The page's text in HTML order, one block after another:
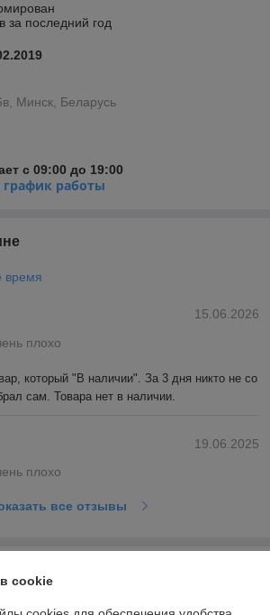
за последний год
Минск, Беларусь
с 09:00 до 19:00
график работы
время
15.06.2026
плохо
который "В наличии". За 3 дня никто не со
сам. Товара нет в наличии.
19.06.2025
плохо
все отзывы
cookie